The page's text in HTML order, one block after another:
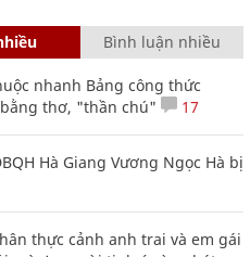
Bình luận nhiều
nhanh Bảng công thức
thơ, "thần chú"
17
Hà Giang Vương Ngọc Hà bị
thực cảnh anh trai và em gái